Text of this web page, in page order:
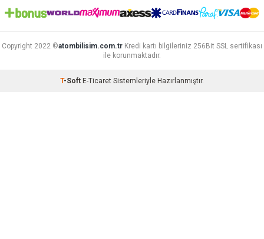
Copyright 2022 ©atombilisim.com.tr Kredi kartı bilgileriniz 256Bit SSL sertifikası
ile korunmaktadır.
T-Soft E-Ticaret Sistemleriyle Hazırlanmıştır.